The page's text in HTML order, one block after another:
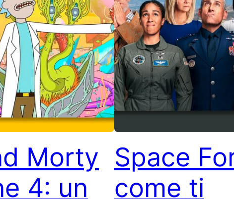
Morty
4: un
Space
come ti